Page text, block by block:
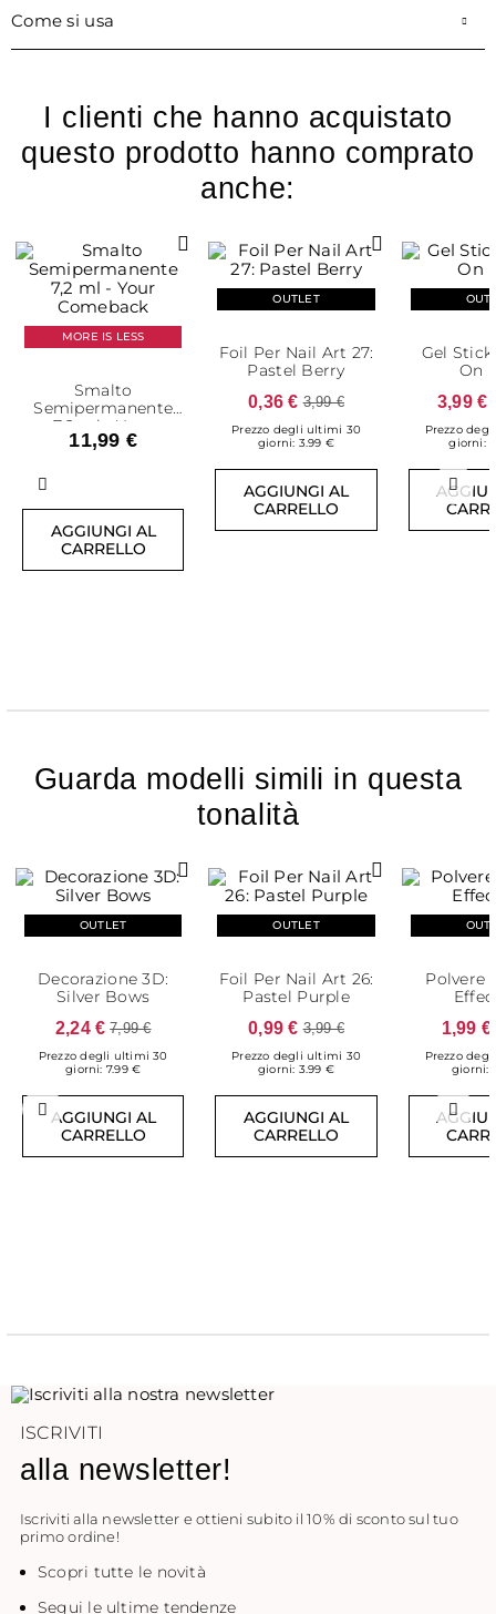
Come si usa
I clienti che hanno acquistato
questo prodotto hanno comprato
anche:
Precedente
MORE IS LESS
Smalto
Semipermanente
7,2 ml - Your
Comeback
11,99 €
AGGIUNGI AL
CARRELLO
OUTLET
Foil Per Nail Art 27:
Pastel Berry
0,36 € 3,99 €
Prezzo degli ultimi 30
giorni: 3.99 €
AGGIUNGI AL
CARRELLO
Gel
On
3,99 €
Prezzo
giorni:
Guarda modelli simili in questa
tonalità
Precedente
OUTLET
Decorazione 3D:
Silver Bows
2,24 € 7,99 €
Prezzo degli ultimi 30
giorni: 7.99 €
AGGIUNGI AL
CARRELLO
OUTLET
Foil Per Nail Art 26:
Pastel Purple
0,99 € 3,99 €
Prezzo degli ultimi 30
giorni: 3.99 €
AGGIUNGI AL
CARRELLO
Polvere
1,99 €
Prezzo
giorni:
ISCRIVITI
alla newsletter!
Iscriviti alla newsletter e ottieni subito il 10% di sconto sul tuo
primo ordine!
Scopri tutte le novità
Segui le ultime tendenze